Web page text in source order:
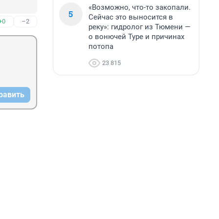
–2
5
«Возможно, что-то закопали.
Сейчас это выносится в
реку»: гидролог из Тюмени —
о вонючей Туре и причинах
потопа
23 815